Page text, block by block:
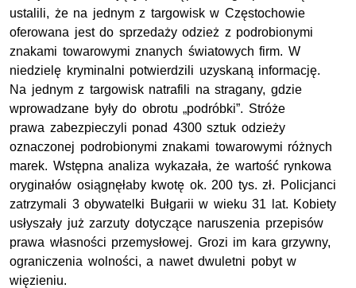
ustalili, że na jednym z targowisk w Częstochowie
oferowana jest do sprzedaży odzież z podrobionymi
znakami towarowymi znanych światowych firm. W
niedzielę kryminalni potwierdzili uzyskaną informację.
Na jednym z targowisk natrafili na stragany, gdzie
wprowadzane były do obrotu „podróbki”. Stróże
prawa zabezpieczyli ponad 4300 sztuk odzieży
oznaczonej podrobionymi znakami towarowymi różnych
marek. Wstępna analiza wykazała, że wartość rynkowa
oryginałów osiągnęłaby kwotę ok. 200 tys. zł. Policjanci
zatrzymali 3 obywatelki Bułgarii w wieku 31 lat. Kobiety
usłyszały już zarzuty dotyczące naruszenia przepisów
prawa własności przemysłowej. Grozi im kara grzywny,
ograniczenia wolności, a nawet dwuletni pobyt w
więzieniu.